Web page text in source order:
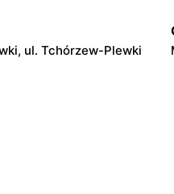
ul. Tchórzew-Plewki
Wojska Polskiego 21